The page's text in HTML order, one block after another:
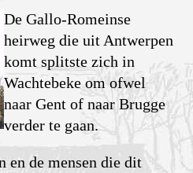
De Gallo-Romeinse
heirweg die uit Antwerpen
komt splitste zich in
Wachtebeke om ofwel
naar Gent of naar Brugge
verder te gaan.
en de mensen die dit